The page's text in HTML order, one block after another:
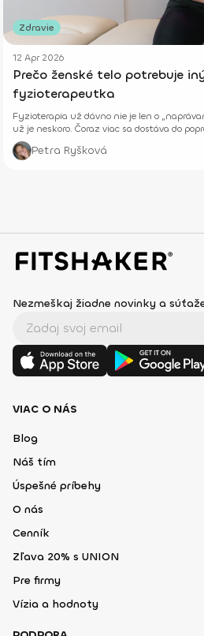
Zdravie
12 Apr 2026
Prečo ženské telo potrebuje
fyzioterapeutka
Fyzioterapia už dávno nie je len o
už je neskoro. Čoraz viac sa dostáva do
prevencie, starostlivosti o telo aj celkového
psychického.
Petra Ryšková
Nezmeškaj žiadne novinky a
VIAC O NÁS
Blog
Náš tím
Úspešné príbehy
O nás
Cenník
Zľava 20% s UNION
Pre firmy
Vízia a hodnoty